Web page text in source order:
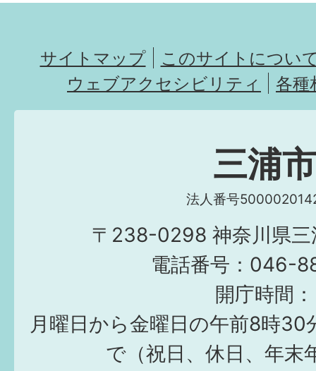
サイトマップ
このサイトについ
ウェブアクセシビリティ
各種
三浦市
法人番号
〒238-0298 神奈川県三
電話番号：046-
開庁時間：
月曜日から金曜日の午前8時30
で（祝日、休日、年末